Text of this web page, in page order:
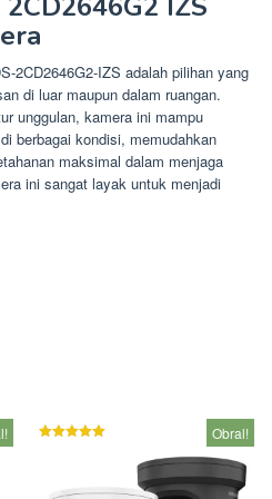
2CD2646G2-IZS adalah pilihan yang
di luar maupun dalam ruangan.
unggulan, kamera ini mampu
berbagai kondisi, memudahkan
maksimal dalam menjaga
ini sangat layak untuk menjadi
Obral!